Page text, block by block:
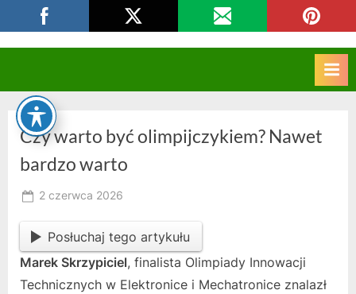
to
CKZIU Strzelce Opolskie
Czy warto być olimpijczykiem? Nawet
bardzo warto
Posted
2 czerwca 2026
Posłuchaj tego artykułu
Marek Skrzypiciel, finalista Olimpiady Innowacji
Technicznych w Elektronice i Mechatronice znalazł